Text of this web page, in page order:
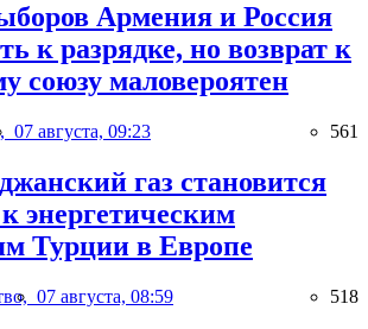
Армения и Россия
к разрядке, но возврат к
союзу маловероятен
07 августа, 09:23 561
газ становится
энергетическим
Турции в Европе
07 августа, 08:59 518